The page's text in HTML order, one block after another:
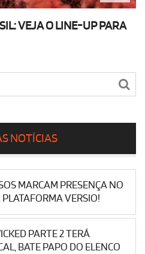
VEJA O LINE-UP PARA
NOTÍCIAS
MARCAM PRESENÇA NO
VERSIO!
PARTE 2 TERÁ
BATE PAPO DO ELENCO